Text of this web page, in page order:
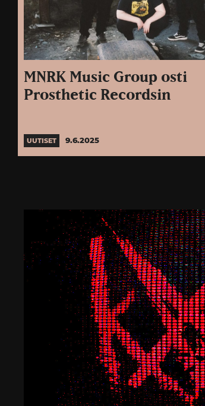
MNRK Music Group osti
Prosthetic Recordsin
UUTISET 9.6.2025